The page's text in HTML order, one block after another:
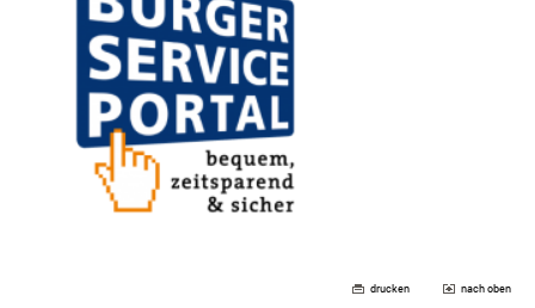
drucken nach oben